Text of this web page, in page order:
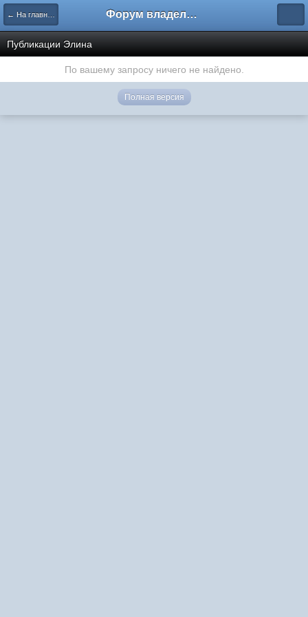
← На главную Форум владельцев интернет-магазинов
Публикации Элина
По вашему запросу ничего не найдено.
Полная версия